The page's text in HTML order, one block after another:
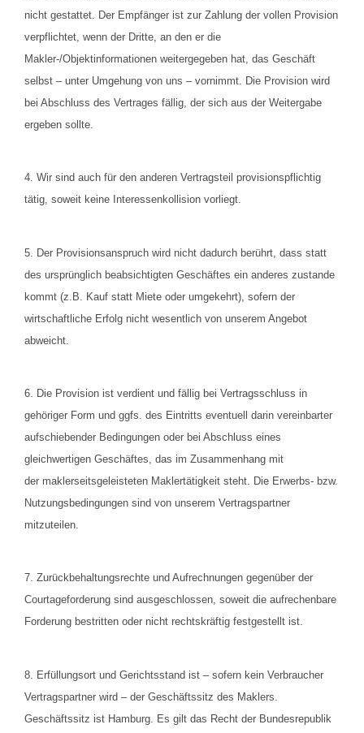
nicht gestattet. Der Empfänger ist zur Zahlung der vollen Provision
verpflichtet, wenn der Dritte, an den er die
Makler-/Objektinformationen weitergegeben hat, das Geschäft
selbst – unter Umgehung von uns – vornimmt. Die Provision wird
bei Abschluss des Vertrages fällig, der sich aus der Weitergabe
ergeben sollte.
4. Wir sind auch für den anderen Vertragsteil provisionspflichtig
tätig, soweit keine Interessenkollision vorliegt.
5. Der Provisionsanspruch wird nicht dadurch berührt, dass statt
des ursprünglich beabsichtigten Geschäftes ein anderes zustande
kommt (z.B. Kauf statt Miete oder umgekehrt), sofern der
wirtschaftliche Erfolg nicht wesentlich von unserem Angebot
abweicht.
6. Die Provision ist verdient und fällig bei Vertragsschluss in
gehöriger Form und ggfs. des Eintritts eventuell darin vereinbarter
aufschiebender Bedingungen oder bei Abschluss eines
gleichwertigen Geschäftes, das im Zusammenhang mit
der maklerseitsgeleisteten Maklertätigkeit steht. Die Erwerbs- bzw.
Nutzungsbedingungen sind von unserem Vertragspartner
mitzuteilen.
7. Zurückbehaltungsrechte und Aufrechnungen gegenüber der
Courtageforderung sind ausgeschlossen, soweit die aufrechenbare
Forderung bestritten oder nicht rechtskräftig festgestellt ist.
8. Erfüllungsort und Gerichtsstand ist – sofern kein Verbraucher
Vertragspartner wird – der Geschäftssitz des Maklers.
Geschäftssitz ist Hamburg. Es gilt das Recht der Bundesrepublik